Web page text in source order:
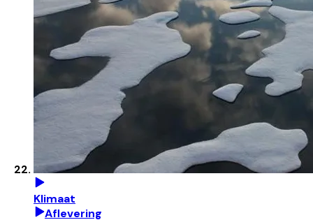
Klimaat
Aflevering